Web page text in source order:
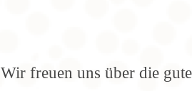
Wir freuen uns über die